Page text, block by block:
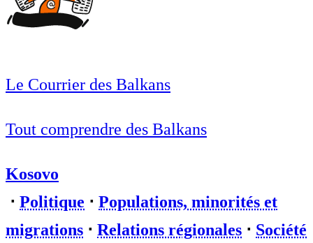
Le Courrier des Balkans
Tout comprendre des Balkans
Kosovo
⋅ Politique ⋅ Populations, minorités et
migrations ⋅ Relations régionales ⋅ Société